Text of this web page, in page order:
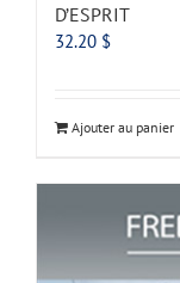
D’ESPRIT
32.20 $
Ajouter au panier